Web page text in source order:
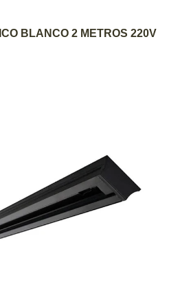
AL CARRITO
BLANCO 2 METROS 220V